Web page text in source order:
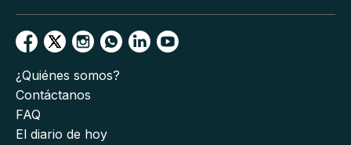
¿Quiénes somos?
Contáctanos
FAQ
El diario de hoy